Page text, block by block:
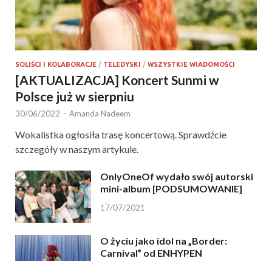
SOLIŚCI I KOLABORACJE / TELEDYSKI / WSZYSTKIE WIADOMOŚCI
[AKTUALIZACJA] Koncert Sunmi w
Polsce już w sierpniu
30/06/2022 - Amanda Nadeem
Wokalistka ogłosiła trasę koncertową. Sprawdźcie
szczegóły w naszym artykule.
OnlyOneOf wydało swój autorski
mini-album [PODSUMOWANIE]
17/07/2021
O życiu jako idol na „Border:
Carnival” od ENHYPEN